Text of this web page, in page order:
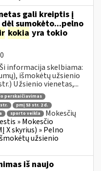
gali kreiptis į
sumokėto...pelno
ir kokia yra tokio
informacija skelbiama:
išmokėtų užsienio
Užsienio vienetas,...
perskaičiavimas
pmį 53 str. 2 d.
sporto veikla
Mokesčių
» Mokesčio
X skyrius) » Pelno
užsienio
iš naujo